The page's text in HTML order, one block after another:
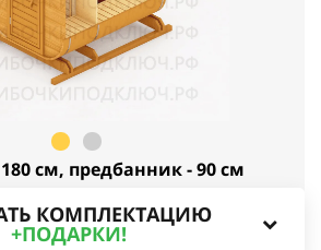
см, предбанник - 90 см
КОМПЛЕКТАЦИЮ
+ПОДАРКИ!